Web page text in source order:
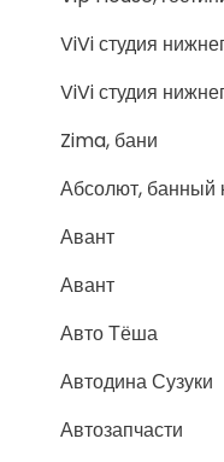
ViVi студия
ViVi студия
Zima, бани
Абсолют, банный
Авант
Авант
Авто Тёша
Автодина Сузуки
Автозапчасти